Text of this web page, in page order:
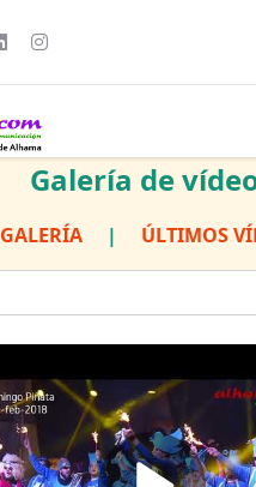
Galería de
GALERÍA | ÚLTIMOS